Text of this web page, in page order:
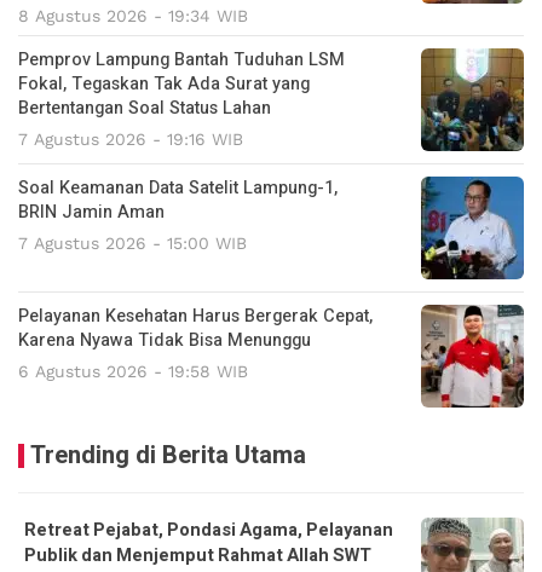
8 Agustus 2026 - 19:34 WIB
Pemprov Lampung Bantah Tuduhan LSM
Fokal, Tegaskan Tak Ada Surat yang
Bertentangan Soal Status Lahan
7 Agustus 2026 - 19:16 WIB
Soal Keamanan Data Satelit Lampung-1,
BRIN Jamin Aman
7 Agustus 2026 - 15:00 WIB
Pelayanan Kesehatan Harus Bergerak Cepat,
Karena Nyawa Tidak Bisa Menunggu
6 Agustus 2026 - 19:58 WIB
Trending di Berita Utama
Retreat Pejabat, Pondasi Agama, Pelayanan
Publik dan Menjemput Rahmat Allah SWT